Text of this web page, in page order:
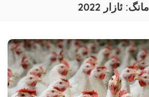
مانگ:ئازار 2022